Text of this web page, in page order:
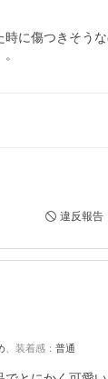
時に傷つきそう
違反報告
装着感 ： 普通